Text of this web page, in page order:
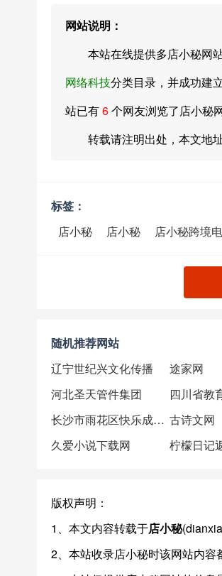
网站说明：
本站在线提供多店小秘网站
网络科技分类目录，并成功建
站已有6个网友浏览了店小秘
转载请注明出处，本文地址
标签：
店小秘
店小秘 店小秘跨境
随机推荐网站
辽宁世纪兴文化传播
途家网
河北圣天管件集团
四川省教
长沙市雨花区快乐成长培训学校 古诗文网
久爱小说下载网
柠檬日记
版权声明：
1、本文内容转载于店小秘
2、本站收录店小秘时该网站内容